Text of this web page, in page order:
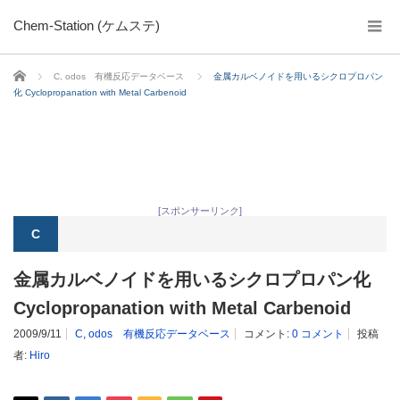
Chem-Station (ケムステ)
ホーム C odos 有機反応データベース
金属カルベノイドを用いるシクロプロパン
化 Cyclopropanation with Metal Carbenoid
[スポンサーリンク]
C
金属カルベノイドを用いるシクロプロパン化
Cyclopropanation with Metal Carbenoid
2009/9/11 C, odos 有機反応データベース コメント: 0 コメント
投稿
者: Hiro